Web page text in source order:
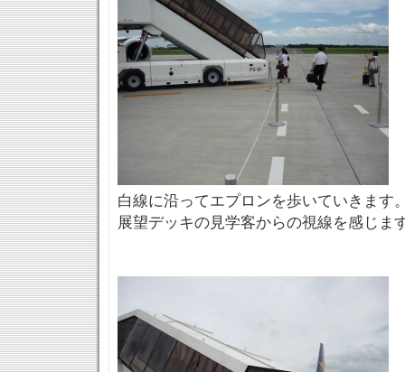
白線に沿ってエプロンを歩いていきます
展望デッキの見学客からの視線を感じま